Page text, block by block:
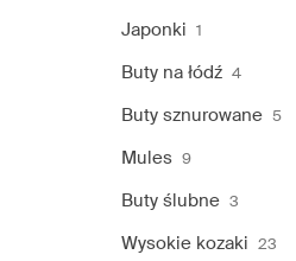
Japonki 1
Buty na łódź 4
Buty sznurowane 5
Mules 9
Buty ślubne 3
Wysokie kozaki 23